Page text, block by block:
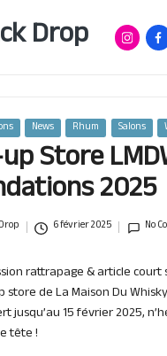
Drop Instagram
News Rhum Salons
Store
2025
6 février 2025 No
rattrapage & article court
de La Maison Du
jusqu’au 15 février 2025,
tête !